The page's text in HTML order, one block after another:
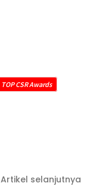
TOP CSR Awards
Artikel selanjutnya